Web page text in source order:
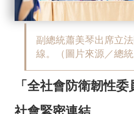
副總統蕭美琴出席立
線。（圖片來源／總統
「全社會防衛韌性